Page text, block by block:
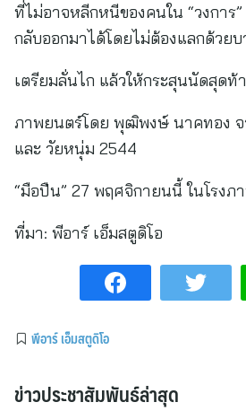
ที่ไม่อาจหลีกหนีของคนใน “วงการ
กลับออกมาได้โดยไม่ต้องแลกด้วยบ
เตรียมลั่นไก แล้วให้กระสุนนัดสุดท้
ภาพยนตร์โดย พุฒิพงษ์ นาคทอง จ
และ วัยหนุ่ม 2544
“มือปืน” 27 พฤศจิกายนนี้ ในโรงภ
ที่มา: พีอาร์ เอ็มสตูดิโอ
พีอาร์ เอ็มสตูดิโอ
ข่าวประชาสัมพันธ์ล่าสุด